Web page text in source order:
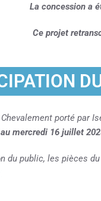
La concession a
Ce projet
porté par
mercredi 16 juillet
du public, les pièces